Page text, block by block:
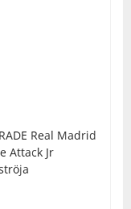
Real Madrid
Attack Jr